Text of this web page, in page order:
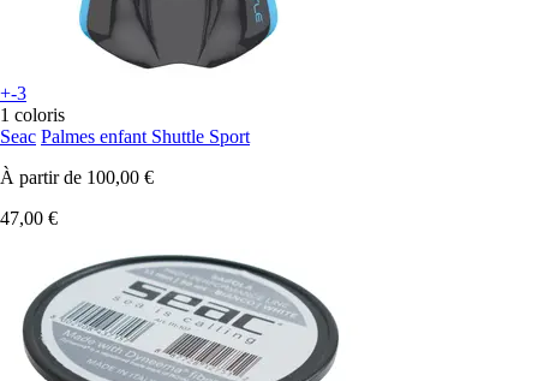
+-3
1 coloris
Seac Palmes enfant Shuttle Sport
À partir de 100,00 €
47,00 €